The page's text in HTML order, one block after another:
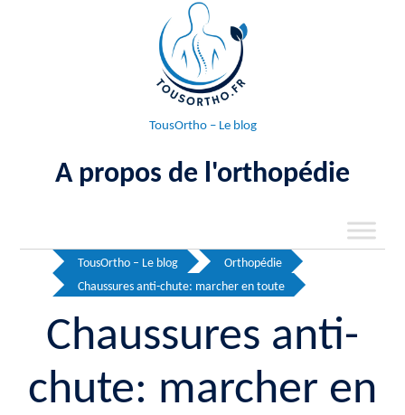
TousOrtho – Le blog
A propos de l'orthopédie
TousOrtho – Le blog
Orthopédie
Chaussures anti-chute: marcher en toute
Chaussures anti-
chute: marcher en